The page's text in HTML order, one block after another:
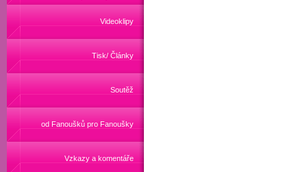
Videoklipy
Tisk/ Články
Soutěž
od Fanoušků pro Fanoušky
Vzkazy a komentáře